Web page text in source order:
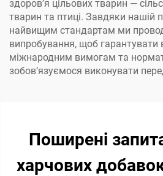
здоров’я цільових тварин —
тварин та птиці. Завдяки нашій
найвищим стандартам ми
випробування, щоб гарантувати
міжнародним вимогам та
зобов’язуємося виконувати
Поширені
харчових